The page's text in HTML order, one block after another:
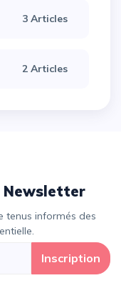
3 Articles
2 Articles
Newsletter
Inscription